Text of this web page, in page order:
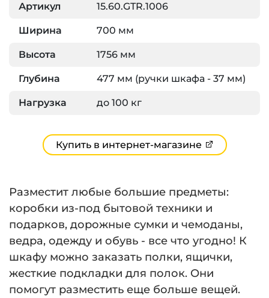
Артикул 15.60.GTR.1006
Ширина 700 мм
Высота 1756 мм
Глубина 477 мм (ручки шкафа - 37 мм)
Нагрузка до 100 кг
Купить в интернет-магазине
Разместит любые большие предметы:
коробки из-под бытовой техники и
подарков, дорожные сумки и чемоданы,
ведра, одежду и обувь - все что угодно! К
шкафу можно заказать полки, ящички,
жесткие подкладки для полок. Они
помогут разместить еще больше вещей.